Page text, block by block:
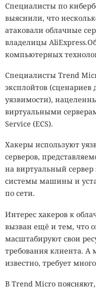
Cпециалисты по
выяснили, что
атаковали облачные
владелицы
компьютерных
Специалисты Trend
эксплойтов
уязвимости),
виртуальными
Service (ECS).
Хакеры используют
серверов,
на виртуальный
системы машины и
по сети.
Интерес хакеров к
вызван ещё и тем, что
масштабируют свои
требования клиента.
известно, требует
В Trend Micro